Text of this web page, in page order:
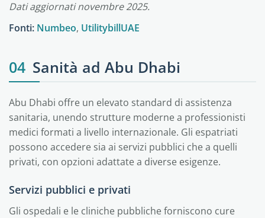
Dati aggiornati novembre 2025.
Fonti: Numbeo, UtilitybillUAE
04 Sanità ad Abu Dhabi
Abu Dhabi offre un elevato standard di assistenza
sanitaria, unendo strutture moderne a professionisti
medici formati a livello internazionale. Gli espatriati
possono accedere sia ai servizi pubblici che a quelli
privati, con opzioni adattate a diverse esigenze.
Servizi pubblici e privati
Gli ospedali e le cliniche pubbliche forniscono cure